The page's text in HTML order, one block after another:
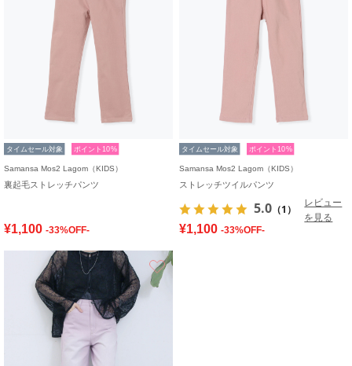
タイムセール対象 ポイント10%
Samansa Mos2 Lagom（KIDS）
裏起毛ストレッチパンツ
¥1,100 -33%OFF-
タイムセール対象 ポイント10%
Samansa Mos2 Lagom（KIDS）
ストレッチツイルパンツ
5.0 （1）
レビュー
を見る
¥1,100 -33%OFF-
お気に入り